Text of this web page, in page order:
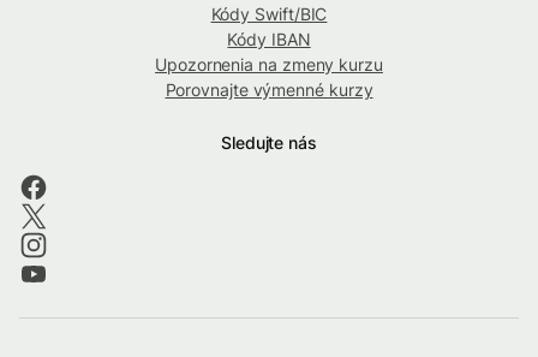
Kódy Swift/BIC
Kódy IBAN
Upozornenia na zmeny kurzu
Porovnajte výmenné kurzy
Sledujte nás